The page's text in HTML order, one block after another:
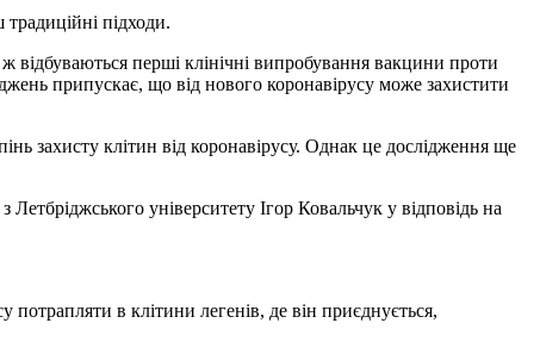
підходи.
відбуваються перші клінічні випробування вакцини проти
припускає, що від нового коронавірусу може захистити
захисту клітин від коронавірусу. Однак це дослідження ще
університету Ігор Ковальчук у відповідь на
потрапляти в клітини легенів, де він приєднується,